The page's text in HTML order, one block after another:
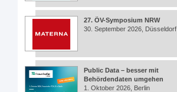
27. ÖV-Symposium NRW
30. September 2026, Düsseldorf
Public Data – besser mit
Behördendaten umgehen
1. Oktober 2026, Berlin